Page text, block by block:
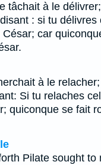
tâchait à le
: si tu délivres
car
à le
Si tu relaches
quiconque se fait
Pilate sought to